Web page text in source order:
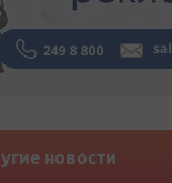
новости